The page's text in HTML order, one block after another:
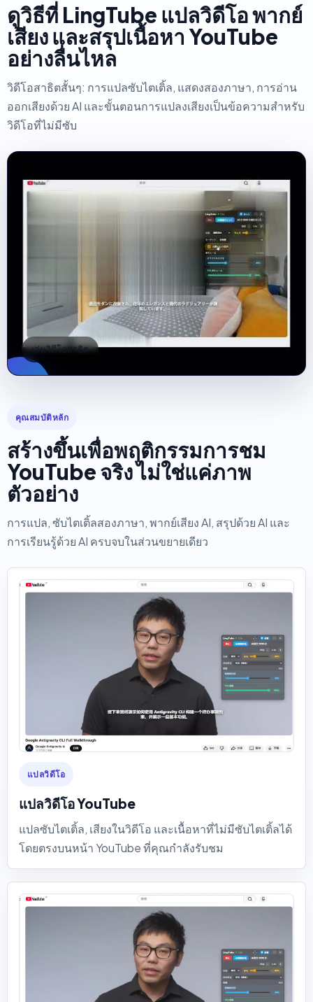
ดูวิธีที่ LingTube แปลวิดีโอ พากย์
เสียง และสรุปเนื้อหา YouTube
อย่างลื่นไหล
วิดีโอสาธิตสั้นๆ: การแปลซับไตเติ้ล, แสดงสองภาษา, การอ่าน
ออกเสียงด้วย AI และขั้นตอนการแปลงเสียงเป็นข้อความสำหรับ
วิดีโอที่ไม่มีซับ
เล่นวิดีโอสาธิต
คุณสมบัติหลัก
สร้างขึ้นเพื่อพฤติกรรมการชม
YouTube จริง ไม่ใช่แค่ภาพ
ตัวอย่าง
การแปล, ซับไตเติ้ลสองภาษา, พากย์เสียง AI, สรุปด้วย AI และ
การเรียนรู้ด้วย AI ครบจบในส่วนขยายเดียว
แปลวิดีโอ
แปลวิดีโอ YouTube
แปลซับไตเติ้ล, เสียงในวิดีโอ และเนื้อหาที่ไม่มีซับไตเติ้ลได้
โดยตรงบนหน้า YouTube ที่คุณกำลังรับชม